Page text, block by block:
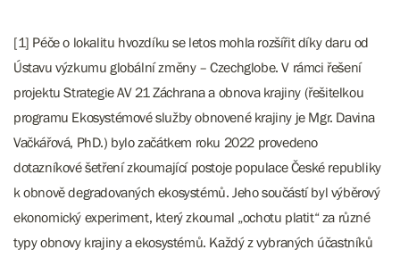
[1] Péče o lokalitu hvozdíku se letos mohla rozšířit díky daru od
Ústavu výzkumu globální změny – Czechglobe. V rámci řešení
projektu Strategie AV 21 Záchrana a obnova krajiny (řešitelkou
programu Ekosystémové služby obnovené krajiny je Mgr. Davina
Vačkářová, PhD.) bylo začátkem roku 2022 provedeno
dotazníkové šetření zkoumající postoje populace České republiky
k obnově degradovaných ekosystémů. Jeho součástí byl výběrový
ekonomický experiment, který zkoumal „ochotu platit“ za různé
typy obnovy krajiny a ekosystémů. Každý z vybraných účastníků